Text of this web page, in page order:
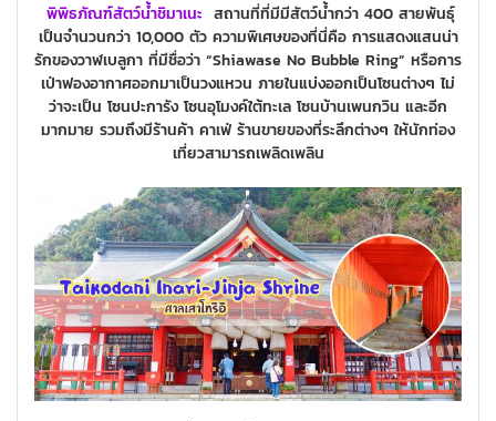
พิพิธภัณฑ์สัตว์น้ำชิมาเนะ สถานที่ที่มีมีสัตว์น้ำกว่า 400 สายพันธุ์
เป็นจำนวนกว่า 10,000 ตัว ความพิเศษของที่นี่คือ การแสดงแสนน่า
รักของวาฬเบลูกา ที่มีชื่อว่า “Shiawase No Bubble Ring” หรือการ
เป่าฟองอากาศออกมาเป็นวงแหวน ภายในแบ่งออกเป็นโซนต่างๆ ไม่
ว่าจะเป็น โซนปะการัง โซนอุโมงค์ใต้ทะเล โซนบ้านเพนกวิน และอีก
มากมาย รวมถึงมีร้านค้า คาเฟ่ ร้านขายของที่ระลึกต่างๆ ให้นักท่อง
เที่ยวสามารถเพลิดเพลิน